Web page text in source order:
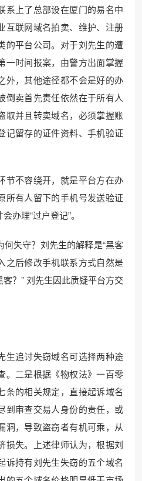
系上了总部设在厦门的易名中
互联网域名拍卖、维护、注册
的平台公司。对于刘先生的遭
一时间报案，由警方出面掌握
外，其他途径都不会是好的办
倒卖首先责任依然在于所有人
取并且转卖域名，必须掌握账
记留存的证件资料、手机验证
节不容绕开，就是平台方在办
所有人留下的手机号发送验证
办理“过户登记”。
失守？刘先生的解释是“黑客
之后修改手机联系方式自然是
？” 刘先生因此质疑平台方交
生追讨失窃域名可选择两种途
。二是根据《物权法》一百零
条的相关规定，直接起诉域名
到审查交易人身份的责任，或
洞，导致盗窃者有机可乘，从
损失。上述律师认为，根据刘
诉持有刘先生失窃的五个域名